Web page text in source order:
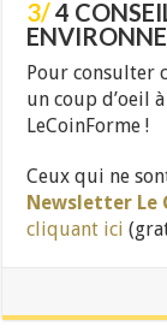
3/4
Pour consulter
un coup d’oeil
LeCoinForme !
Ceux qui ne
Newsletter Le
cliquant ici